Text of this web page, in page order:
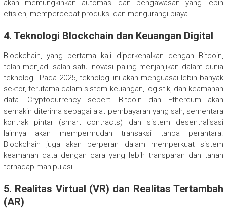
akan memungkinkan automasi dan pengawasan yang lebih
efisien, mempercepat produksi dan mengurangi biaya.
4. Teknologi Blockchain dan Keuangan Digital
Blockchain, yang pertama kali diperkenalkan dengan Bitcoin,
telah menjadi salah satu inovasi paling menjanjikan dalam dunia
teknologi. Pada 2025, teknologi ini akan menguasai lebih banyak
sektor, terutama dalam sistem keuangan, logistik, dan keamanan
data. Cryptocurrency seperti Bitcoin dan Ethereum akan
semakin diterima sebagai alat pembayaran yang sah, sementara
kontrak pintar (smart contracts) dan sistem desentralisasi
lainnya akan mempermudah transaksi tanpa perantara.
Blockchain juga akan berperan dalam memperkuat sistem
keamanan data dengan cara yang lebih transparan dan tahan
terhadap manipulasi.
5. Realitas Virtual (VR) dan Realitas Tertambah
(AR)